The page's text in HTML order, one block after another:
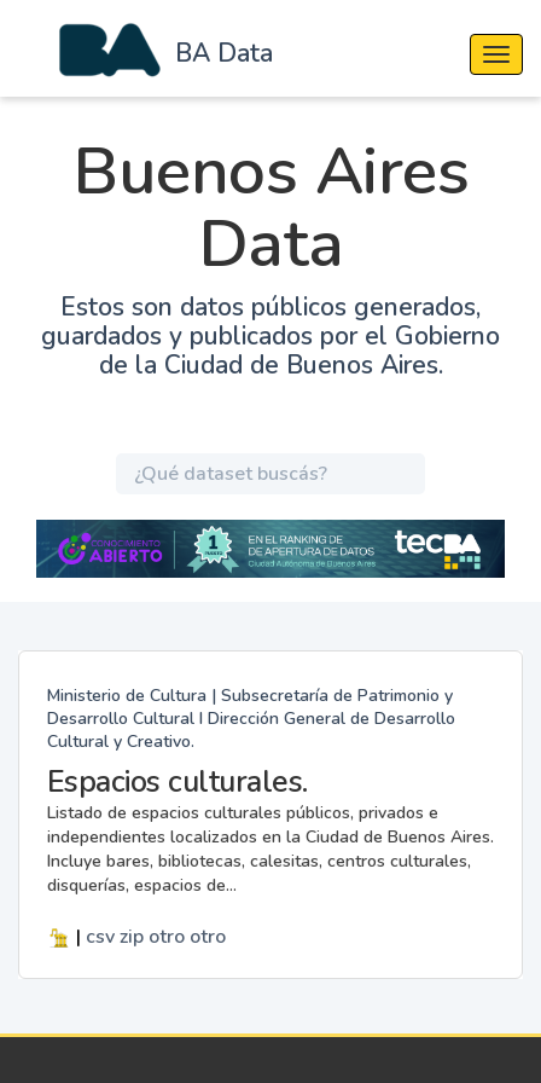
BA Data
Buenos Aires
Data
Estos son datos públicos generados,
guardados y publicados por el Gobierno
de la Ciudad de Buenos Aires.
Ministerio de Cultura | Subsecretaría de Patrimonio y
Desarrollo Cultural I Dirección General de Desarrollo
Cultural y Creativo.
Espacios culturales.
Listado de espacios culturales públicos, privados e
independientes localizados en la Ciudad de Buenos Aires.
Incluye bares, bibliotecas, calesitas, centros culturales,
disquerías, espacios de...
| csv zip otro otro